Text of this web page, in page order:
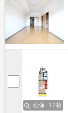
画像 : 12枚